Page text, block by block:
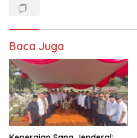
Baca Juga